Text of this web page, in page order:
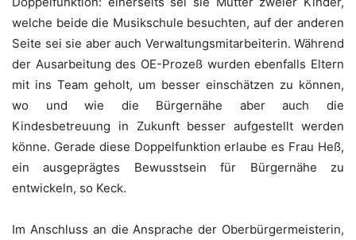
welche beide die Musikschule besuchten, auf der anderen
Seite sei sie aber auch Verwaltungsmitarbeiterin. Während
der Ausarbeitung des OE-Prozeß wurden ebenfalls Eltern
mit ins Team geholt, um besser einschätzen zu können,
wo und wie die Bürgernähe aber auch die
Kindesbetreuung in Zukunft besser aufgestellt werden
könne. Gerade diese Doppelfunktion erlaube es Frau Heß,
ein ausgeprägtes Bewusstsein für Bürgernähe zu
entwickeln, so Keck.
Im Anschluss an die Ansprache der Oberbürgermeisterin,